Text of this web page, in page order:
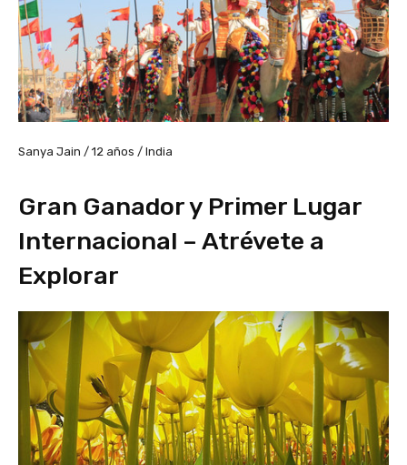
Sanya Jain / 12 años / India
Gran Ganador y Primer Lugar
Internacional – Atrévete a
Explorar